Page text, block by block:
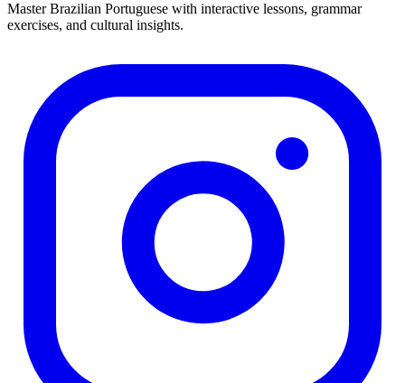
Master Brazilian Portuguese with interactive lessons, grammar
exercises, and cultural insights.